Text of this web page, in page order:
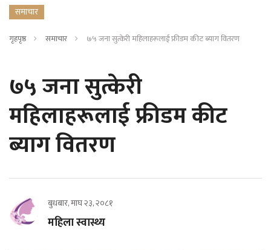
समाचार
गृहपृष्ठ समाचार ७५ जना सुत्केरी महिलाहरूलाई फ्रीडम कीट ब्याग वितरण
७५ जना सुत्केरी
महिलाहरूलाई फ्रीडम कीट
ब्याग वितरण
बुधबार, माघ २३, २०८१
महिला स्वास्थ्य